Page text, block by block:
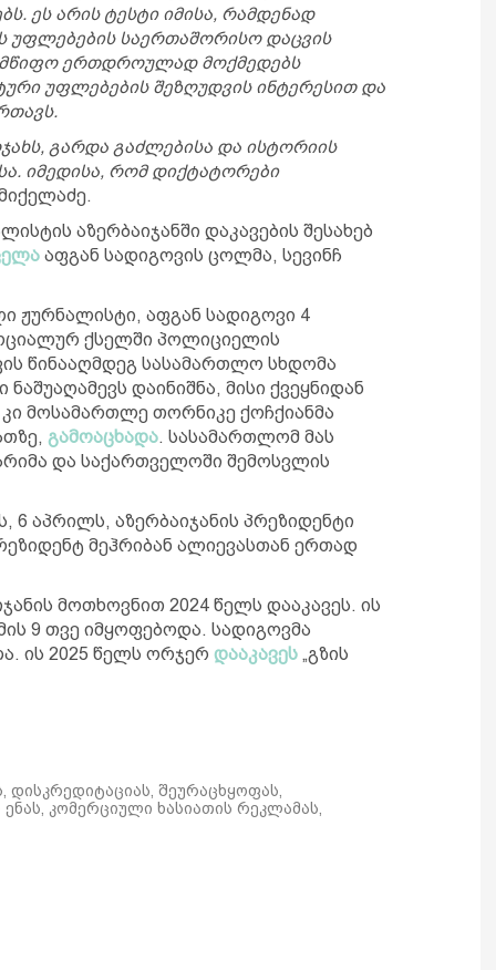
ეს არის ტესტი იმისა, რამდენად
უფლებების საერთაშორისო დაცვის
ერთდროულად მოქმედებს
უფლებების შეზღუდვის ინტერესით და
გარდა გაძლებისა და ისტორიის
იმედისა, რომ დიქტატორები
აზერბაიჯანში დაკავების შესახებ
აფგან სადიგოვის ცოლმა, სევინჩ
ჟურნალისტი, აფგან სადიგოვი 4
ქსელში პოლიციელის
წინააღმდეგ სასამართლო სხდომა
დაინიშნა, მისი ქვეყნიდან
კი მოსამართლე თორნიკე ქოჩქიანმა
გამოაცხადა. სასამართლომ მას
და საქართველოში შემოსვლის
6 აპრილს, აზერბაიჯანის პრეზიდენტი
მეჰრიბან ალიევასთან ერთად
მოთხოვნით 2024 წელს დააკავეს. ის
9 თვე იმყოფებოდა. სადიგოვმა
ის 2025 წელს ორჯერ დააკავეს „გზის
დისკრედიტაციას, შეურაცხყოფას,
კომერციული ხასიათის რეკლამას,